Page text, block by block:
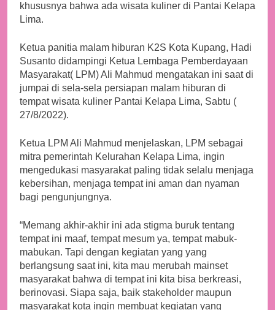
khususnya bahwa ada wisata kuliner di Pantai Kelapa
Lima.
Ketua panitia malam hiburan K2S Kota Kupang, Hadi
Susanto didampingi Ketua Lembaga Pemberdayaan
Masyarakat( LPM) Ali Mahmud mengatakan ini saat di
jumpai di sela-sela persiapan malam hiburan di
tempat wisata kuliner Pantai Kelapa Lima, Sabtu (
27/8/2022).
Ketua LPM Ali Mahmud menjelaskan, LPM sebagai
mitra pemerintah Kelurahan Kelapa Lima, ingin
mengedukasi masyarakat paling tidak selalu menjaga
kebersihan, menjaga tempat ini aman dan nyaman
bagi pengunjungnya.
“Memang akhir-akhir ini ada stigma buruk tentang
tempat ini maaf, tempat mesum ya, tempat mabuk-
mabukan. Tapi dengan kegiatan yang yang
berlangsung saat ini, kita mau merubah mainset
masyarakat bahwa di tempat ini kita bisa berkreasi,
berinovasi. Siapa saja, baik stakeholder maupun
masyarakat kota ingin membuat kegiatan yang